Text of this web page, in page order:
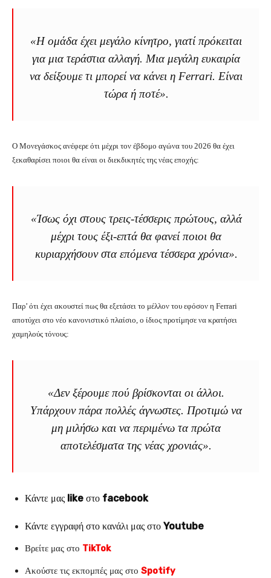
«Η ομάδα έχει μεγάλο κίνητρο, γιατί πρόκειται
για μια τεράστια αλλαγή. Μια μεγάλη ευκαιρία
να δείξουμε τι μπορεί να κάνει η Ferrari. Είναι
τώρα ή ποτέ».
Ο Μονεγάσκος ανέφερε ότι μέχρι τον έβδομο αγώνα του 2026 θα έχει
ξεκαθαρίσει ποιοι θα είναι οι διεκδικητές της νέας εποχής:
«Ίσως όχι στους τρεις-τέσσερις πρώτους, αλλά
μέχρι τους έξι-επτά θα φανεί ποιοι θα
κυριαρχήσουν στα επόμενα τέσσερα χρόνια».
Παρ’ ότι έχει ακουστεί πως θα εξετάσει το μέλλον του εφόσον η Ferrari
αποτύχει στο νέο κανονιστικό πλαίσιο, ο ίδιος προτίμησε να κρατήσει
χαμηλούς τόνους:
«Δεν ξέρουμε πού βρίσκονται οι άλλοι.
Υπάρχουν πάρα πολλές άγνωστες. Προτιμώ να
μη μιλήσω και να περιμένω τα πρώτα
αποτελέσματα της νέας χρονιάς».
Κάντε μας like στο facebook
Κάντε εγγραφή στο κανάλι μας στο Youtube
Βρείτε μας στο TikTok
Ακούστε τις εκπομπές μας στο Spotify